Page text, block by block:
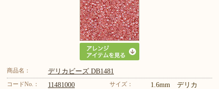
商品名： デリカビーズ DB1481
コードNo.： 11481000 サイズ：
1.6mm デリカ